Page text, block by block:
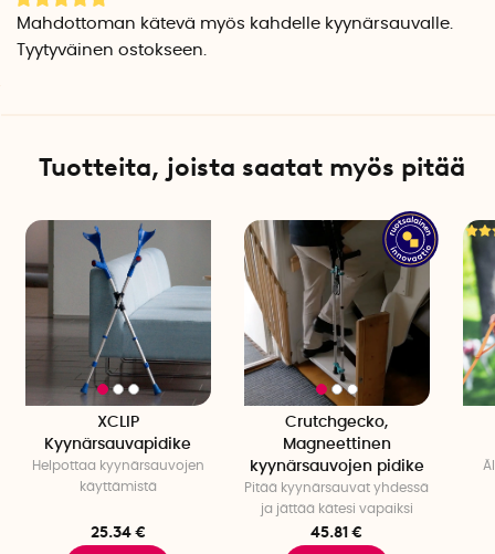
Kaivosauvahihna on suunniteltu Ruotsissa ja valmistettu
Tuotetiedot
Paino: noin 60 grammaa
Materiaali: Polyesteri/kumi
Pesuohjeet: Olkahihnan voi tarvittaessa pyyhkiä
Mahdottoman kätevä myös kahdelle kyynärsauvalle.
Tyytyväinen ostokseen.
Tuotteita, joista saatat myös pitää
XCLIP
Kyynärsauvapidike
Helpottaa kyynärsauvojen
käyttämistä
25.34 €
Crutchgecko,
Magneettinen
kyynärsauvojen pidike
Pitää kyynärsauvat yhdessä
ja jättää kätesi vapaiksi
45.81 €